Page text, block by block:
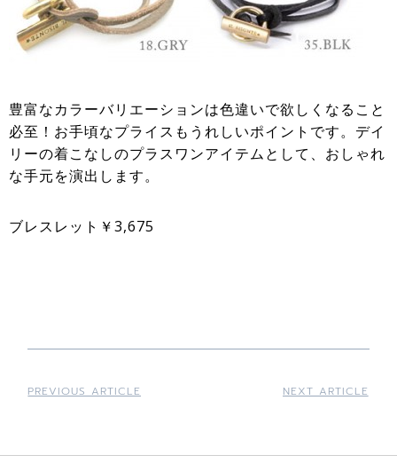
豊富なカラーバリエーションは色違いで欲しくなること
必至！お手頃なプライスもうれしいポイントです。デイ
リーの着こなしのプラスワンアイテムとして、おしゃれ
な手元を演出します。
ブレスレット￥3,675
PREVIOUS ARTICLE NEXT ARTICLE